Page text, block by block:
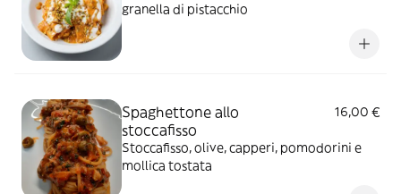
granella di pistacchio
Spaghettone allo
stoccafisso
16,00 €
Stoccafisso, olive, capperi, pomodorini e
mollica tostata